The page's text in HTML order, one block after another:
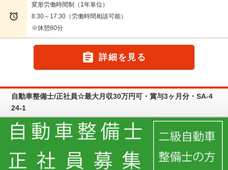

変形労働時間制（1年単位）
8:30～17:30（労働時間相談可能）
※休憩80分
 詳細を見る
自動車整備士/正社員☆最大月収30万円可・賞与3ヶ月分・SA-4
24-1